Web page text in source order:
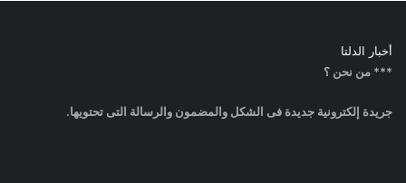
أخبار الدلتا
*** من نحن ؟
جريدة إلكترونية جديدة فى الشكل والمضمون والرسالة التى تحتويها.